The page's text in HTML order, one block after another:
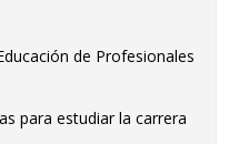
de Profesionales
para estudiar la carrera